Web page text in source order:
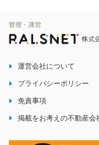
運営会社について
プライバシーポリシー
免責事項
掲載をお考えの不動産会